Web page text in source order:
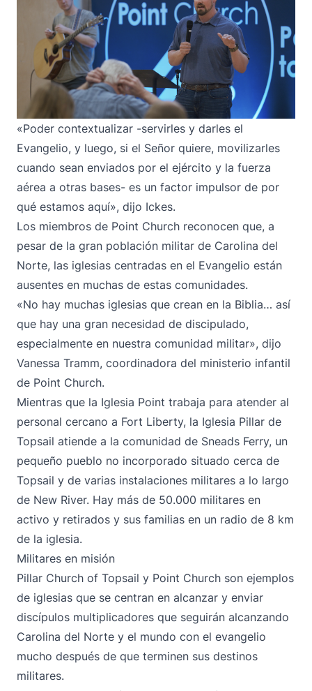
«Poder contextualizar -servirles y darles el
Evangelio, y luego, si el Señor quiere, movilizarles
cuando sean enviados por el ejército y la fuerza
aérea a otras bases- es un factor impulsor de por
qué estamos aquí», dijo Ickes.
Los miembros de Point Church reconocen que, a
pesar de la gran población militar de Carolina del
Norte, las iglesias centradas en el Evangelio están
ausentes en muchas de estas comunidades.
«No hay muchas iglesias que crean en la Biblia… así
que hay una gran necesidad de discipulado,
especialmente en nuestra comunidad militar», dijo
Vanessa Tramm, coordinadora del ministerio infantil
de Point Church.
Mientras que la Iglesia Point trabaja para atender al
personal cercano a Fort Liberty, la Iglesia Pillar de
Topsail atiende a la comunidad de Sneads Ferry, un
pequeño pueblo no incorporado situado cerca de
Topsail y de varias instalaciones militares a lo largo
de New River. Hay más de 50.000 militares en
activo y retirados y sus familias en un radio de 8 km
de la iglesia.
Militares en misión
Pillar Church of Topsail y Point Church son ejemplos
de iglesias que se centran en alcanzar y enviar
discípulos multiplicadores que seguirán alcanzando
Carolina del Norte y el mundo con el evangelio
mucho después de que terminen sus destinos
militares.